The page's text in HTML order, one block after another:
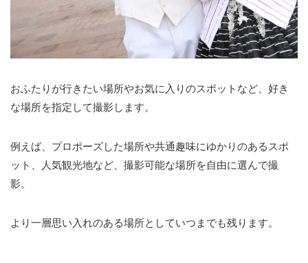
おふたりが行きたい場所やお気に入りのスポットなど、好き
な場所を指定して撮影します。
例えば、プロポーズした場所や共通趣味にゆかりのあるスポ
ット、人気観光地など、撮影可能な場所を自由に選んで撮
影。
より一層思い入れのある場所としていつまでも残ります。